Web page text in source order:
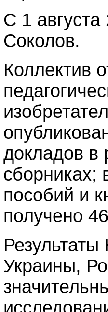
С 1
Соколов.
Коллектив
докладов в
пособий и
получено
Украины,